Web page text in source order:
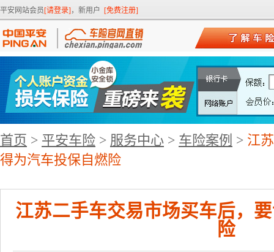
平安网站会员[请登录] ，新用户 [免费注册]
首页 > 平安车险 > 服务中心 > 车险案例 > 江
得为汽车投保自燃险
江苏二手车交易市场买车后，
险